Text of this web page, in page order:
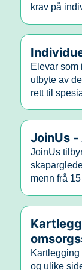
krav på
Elevar som
utbyte av
rett til
JoinUs
JoinUs
menn frå
og ulike